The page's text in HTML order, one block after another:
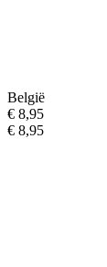
België
€ 8,95
€ 8,95